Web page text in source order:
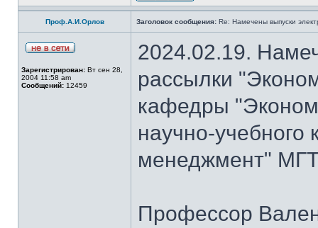
Проф.А.И.Орлов Заголовок сообщения: Re: Намечены выпуски
Зарегистрирован: Вт сен 28,
2004 11:58 am
Сообщений: 12459
2024.02.19.
рассылки
кафедры
научно-
менеджмент"
Профессор